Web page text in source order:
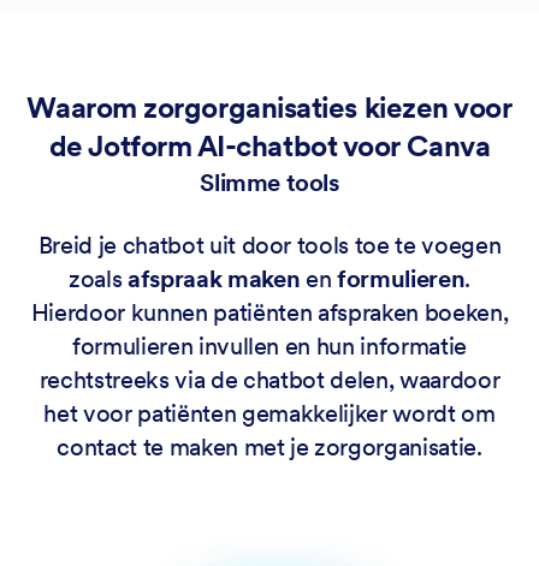
Waarom zorgorganisaties kiezen voor
de Jotform AI-chatbot voor Canva
Slimme tools
Breid je chatbot uit door tools toe te voegen
zoalsafspraak maken enformulieren.
Hierdoor kunnen patiënten afspraken boeken,
formulieren invullen en hun informatie
rechtstreeks via de chatbot delen, waardoor
het voor patiënten gemakkelijker wordt om
contact te maken met je zorgorganisatie.